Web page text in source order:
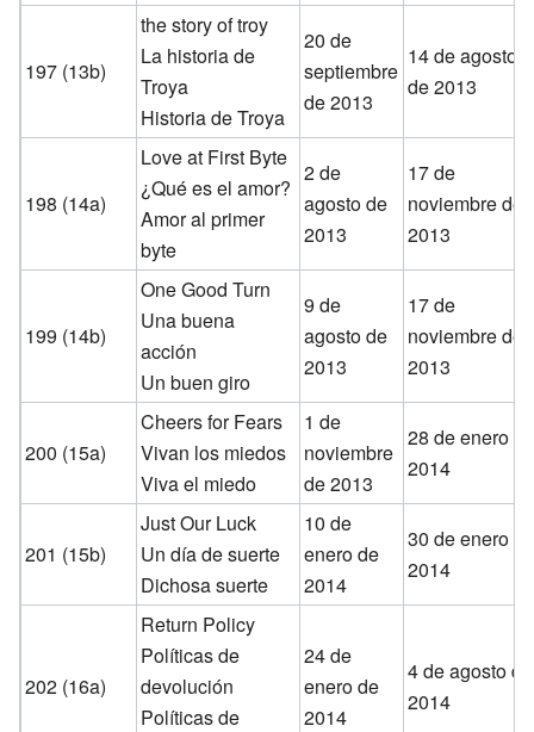
197 (13b)
the story of troy
La historia de
Troya
Historia de Troya
20 de
septiembre
de 2013
14 de agosto
de 2013
198 (14a)
Love at First Byte
¿Qué es el amor?
Amor al primer
byte
2 de
agosto de
2013
17 de
noviembre de
2013
199 (14b)
One Good Turn
Una buena
acción
Un buen giro
9 de
agosto de
2013
17 de
noviembre de
2013
200 (15a)
Cheers for Fears
Vivan los miedos
Viva el miedo
1 de
noviembre
de 2013
28 de enero
2014
201 (15b)
Just Our Luck
Un día de suerte
Dichosa suerte
10 de
enero de
2014
30 de enero
2014
202 (16a)
Return Policy
Políticas de
devolución
Políticas de
24 de
enero de
2014
4 de agosto de
2014